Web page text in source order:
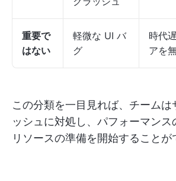
重要で
はない
軽微な UI バ
グ
時代
アを
この分類を一目見れば、チームは
ッシュに対処し、パフォーマンス
リソースの準備を開始することが